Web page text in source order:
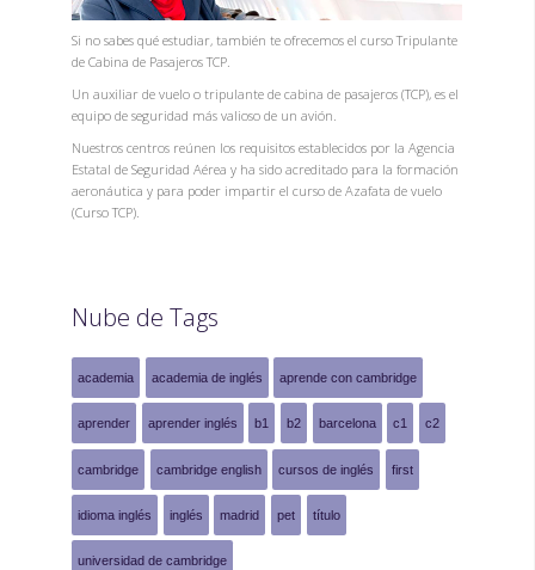
Si no sabes qué estudiar, también te ofrecemos el curso Tripulante
de Cabina de Pasajeros TCP.
Un auxiliar de vuelo o tripulante de cabina de pasajeros (TCP), es el
equipo de seguridad más valioso de un avión.
Nuestros centros reúnen los requisitos establecidos por la Agencia
Estatal de Seguridad Aérea y ha sido acreditado para la formación
aeronáutica y para poder impartir el curso de Azafata de vuelo
(Curso TCP).
Nube de Tags
academia academia de inglés aprende con cambridge
aprender aprender inglés b1 b2 barcelona c1 c2
cambridge cambridge english cursos de inglés first
idioma inglés inglés madrid pet título
universidad de cambridge